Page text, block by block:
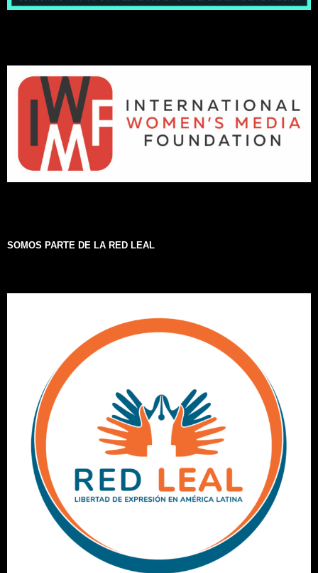
SOMOS PARTE DE LA RED LEAL